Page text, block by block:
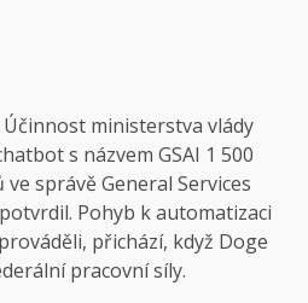
Účinnost ministerstva vlády
s názvem GSAI 1 500
správě General Services
Pohyb k automatizaci
přichází, když Doge
pracovní síly.